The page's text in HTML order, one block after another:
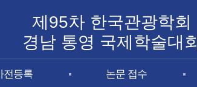
제95차 한국관광학회
경남 통영 국제학술대회
전등록 논문 접수